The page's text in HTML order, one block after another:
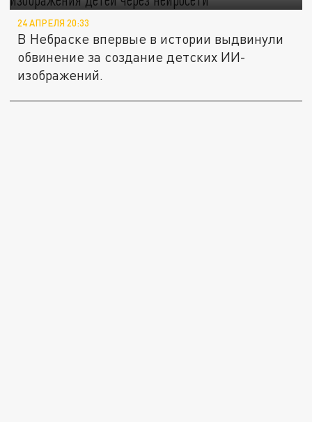
24 АПРЕЛЯ 20:33
В Небраске впервые в истории выдвинули
обвинение за создание детских ИИ-
изображений.